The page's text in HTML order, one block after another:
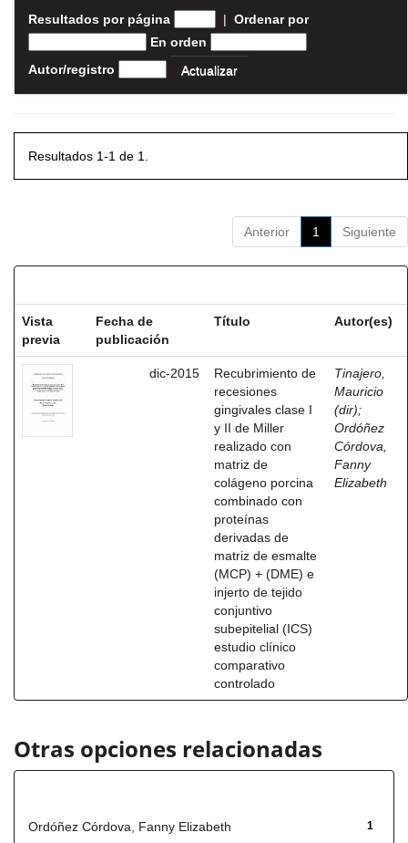
Resultados por página | Ordenar por
En orden
Autor/registro
Resultados 1-1 de 1.
Anterior 1 Siguiente
Vista
previa
Fecha de
publicación
Título Autor(es)
dic-2015
Recubrimiento de
recesiones
gingivales clase I
y II de Miller
realizado con
matriz de
colágeno porcina
combinado con
proteínas
derivadas de
matriz de esmalte
(MCP) + (DME) e
injerto de tejido
conjuntivo
subepitelial (ICS)
estudio clínico
comparativo
controlado
Tinajero,
Mauricio
(dir);
Ordóñez
Córdova,
Fanny
Elizabeth
Otras opciones relacionadas
1
Ordóñez Córdova, Fanny Elizabeth